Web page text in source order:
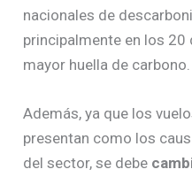
nacionales de
principalmente en los
mayor huella de carbono.
Además, ya que los
presentan como los
del sector, se debe